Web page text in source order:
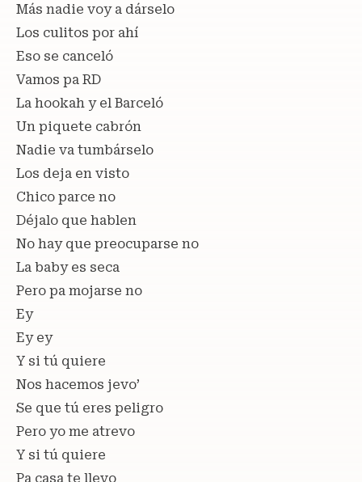
Más nadie voy a dárselo
Los culitos por ahí
Eso se canceló
Vamos pa RD
La hookah y el Barceló
Un piquete cabrón
Nadie va tumbárselo
Los deja en visto
Chico parce no
Déjalo que hablen
No hay que preocuparse no
La baby es seca
Pero pa mojarse no
Ey
Ey ey
Y si tú quiere
Nos hacemos jevo’
Se que tú eres peligro
Pero yo me atrevo
Y si tú quiere
Pa casa te llevo